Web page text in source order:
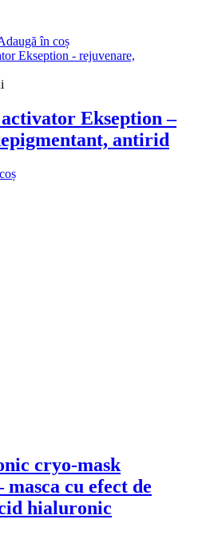
lei.
în coș
Ekseption –
antirid
cryo-mask
masca cu efect de
hialuronic